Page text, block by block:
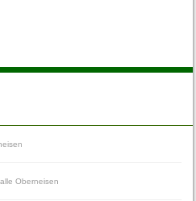
Oberneisen